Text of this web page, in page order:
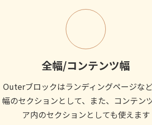
全幅/コンテンツ幅
Outerブロックはランディングページな
幅のセクションとして、また、コンテン
ア内のセクションとしても使えます